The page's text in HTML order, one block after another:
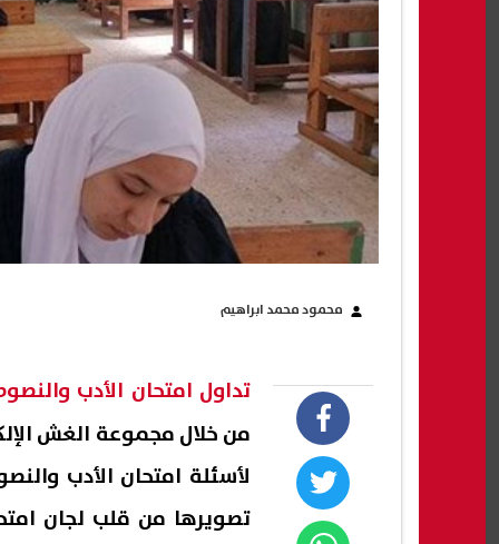
محمود محمد ابراهيم
تداول امتحان الأدب والنصوص
من خلال مجموعة الغش